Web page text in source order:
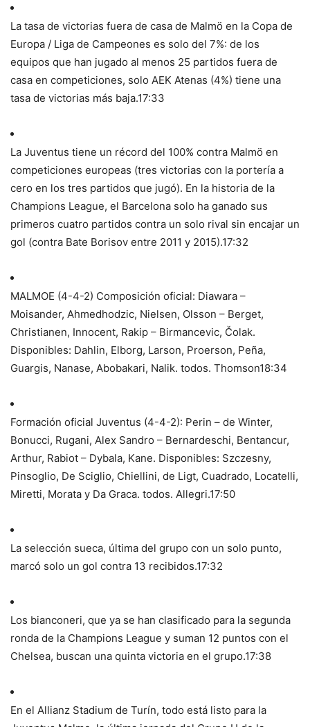
La tasa de victorias fuera de casa de Malmö en la Copa de
Europa / Liga de Campeones es solo del 7%: de los
equipos que han jugado al menos 25 partidos fuera de
casa en competiciones, solo AEK Atenas (4%) tiene una
tasa de victorias más baja.17:33
La Juventus tiene un récord del 100% contra Malmö en
competiciones europeas (tres victorias con la portería a
cero en los tres partidos que jugó). En la historia de la
Champions League, el Barcelona solo ha ganado sus
primeros cuatro partidos contra un solo rival sin encajar un
gol (contra Bate Borisov entre 2011 y 2015).17:32
MALMOE (4-4-2) Composición oficial: Diawara –
Moisander, Ahmedhodzic, Nielsen, Olsson – Berget,
Christianen, Innocent, Rakip – Birmancevic, Čolak.
Disponibles: Dahlin, Elborg, Larson, Proerson, Peña,
Guargis, Nanase, Abobakari, Nalik. todos. Thomson18:34
Formación oficial Juventus (4-4-2): Perin – de Winter,
Bonucci, Rugani, Alex Sandro – Bernardeschi, Bentancur,
Arthur, Rabiot – Dybala, Kane. Disponibles: Szczesny,
Pinsoglio, De Sciglio, Chiellini, de Ligt, Cuadrado, Locatelli,
Miretti, Morata y Da Graca. todos. Allegri.17:50
La selección sueca, última del grupo con un solo punto,
marcó solo un gol contra 13 recibidos.17:32
Los bianconeri, que ya se han clasificado para la segunda
ronda de la Champions League y suman 12 puntos con el
Chelsea, buscan una quinta victoria en el grupo.17:38
En el Allianz Stadium de Turín, todo está listo para la